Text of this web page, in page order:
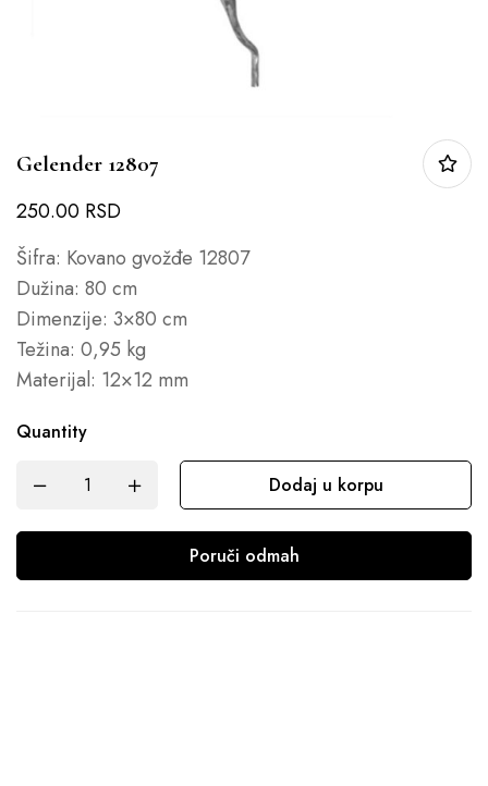
Gelender 12807
250.00 RSD
Šifra: Kovano gvožđe 12807
Dužina: 80 cm
Dimenzije: 3×80 cm
Težina: 0,95 kg
Materijal: 12×12 mm
Quantity
Dodaj u korpu
Poruči odmah